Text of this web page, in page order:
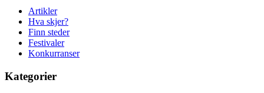
Artikler
Hva skjer?
Finn steder
Festivaler
Konkurranser
Kategorier